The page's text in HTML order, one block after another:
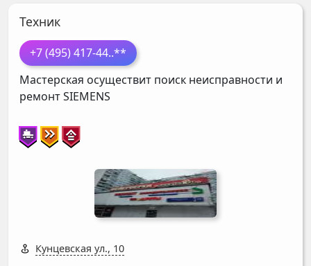
Техник
+7 (495) 417-44..**
Мастерская осуществит поиск неисправности и
ремонтSIEMENS
Кунцевская ул., 10